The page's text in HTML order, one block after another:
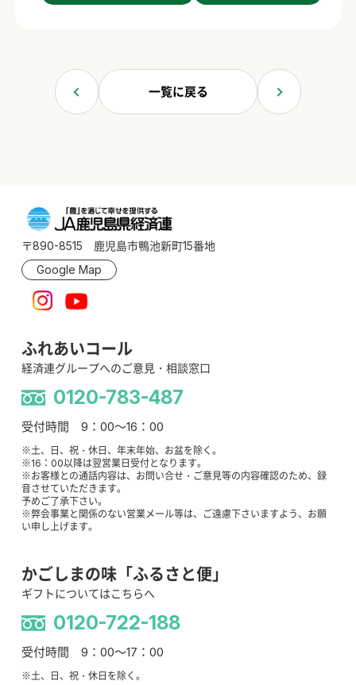
一覧に戻る
〒890-8515 鹿児島市鴨池新町15番地
Google Map
ふれあいコール
経済連グループへのご意見・相談窓口
0120-783-487
受付時間 9：00～16：00
※土、日、祝・休日、年末年始、お盆を除く。
※16：00以降は翌営業日受付となります。
※お客様との通話内容は、お問い合せ・ご意見等の内容確認のため、録
音させていただきます。
予めご了承下さい。
※弊会事業と関係のない営業メール等は、ご遠慮下さいますよう、お願
い申し上げます。
かごしまの味「ふるさと便」
ギフトについてはこちらへ
0120-722-188
受付時間 9：00～17：00
※土、日、祝・休日を除く。